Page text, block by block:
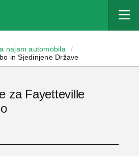
najam automobila
/
in Sjedinjene Države
za Fayetteville